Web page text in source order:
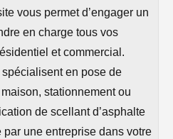
vous permet d’engager un
en charge tous vos
et commercial.
en pose de
stationnement ou
de scellant d’asphalte
une entreprise dans votre